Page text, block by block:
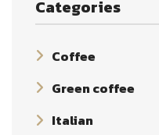
Categories
Coffee
Green coffee
Italian